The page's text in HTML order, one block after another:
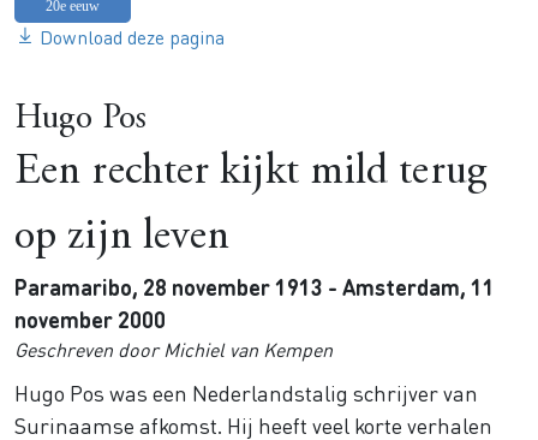
Download deze pagina
Hugo Pos
Een rechter kijkt mild terug
op zijn leven
Paramaribo, 28 november 1913 - Amsterdam, 11
november 2000
Geschreven door Michiel van Kempen
Hugo Pos was een Nederlandstalig schrijver van
Surinaamse afkomst. Hij heeft veel korte verhalen